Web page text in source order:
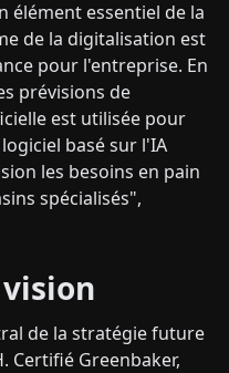
élément essentiel de la
de la digitalisation est
pour l'entreprise. En
prévisions de
est utilisée pour
basé sur l'IA
les besoins en pain
spécialisés",
de la stratégie future
Certifié Greenbaker,